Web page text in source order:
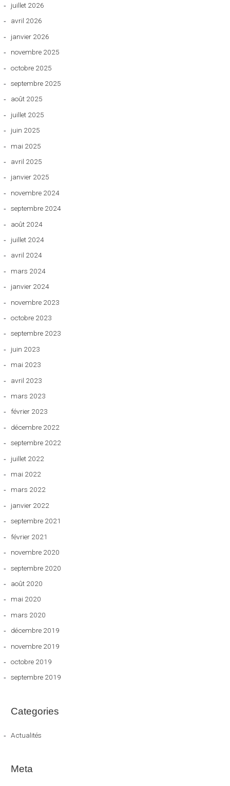
juillet 2026
avril 2026
janvier 2026
novembre 2025
octobre 2025
septembre 2025
août 2025
juillet 2025
juin 2025
mai 2025
avril 2025
janvier 2025
novembre 2024
septembre 2024
août 2024
juillet 2024
avril 2024
mars 2024
janvier 2024
novembre 2023
octobre 2023
septembre 2023
juin 2023
mai 2023
avril 2023
mars 2023
février 2023
décembre 2022
septembre 2022
juillet 2022
mai 2022
mars 2022
janvier 2022
septembre 2021
février 2021
novembre 2020
septembre 2020
août 2020
mai 2020
mars 2020
décembre 2019
novembre 2019
octobre 2019
septembre 2019
Categories
Actualités
Meta